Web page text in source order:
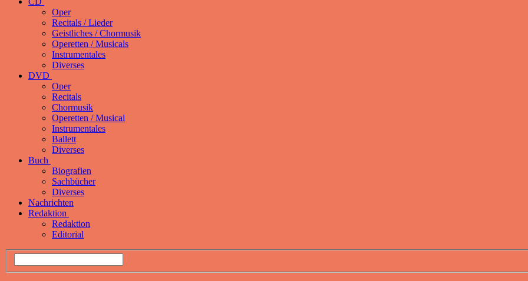
Oper
Recitals / Lieder
Geistliches / Chormusik
Operetten / Musicals
Instrumentales
Diverses
DVD
Oper
Recitals
Chormusik
Operetten / Musical
Instrumentales
Ballett
Diverses
Buch
Biografien
Sachbücher
Diverses
Nachrichten
Redaktion
Redaktion
Editorial